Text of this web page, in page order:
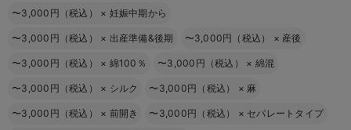
〜3,000円（税込） × 妊娠中期から
〜3,000円（税込） × 出産準備&後期 〜3,000円（税込） × 産後
〜3,000円（税込） × 綿100％ 〜3,000円（税込） × 綿混
〜3,000円（税込） × シルク 〜3,000円（税込） × 麻
〜3,000円（税込） × 前開き 〜3,000円（税込） × セパレートタイプ